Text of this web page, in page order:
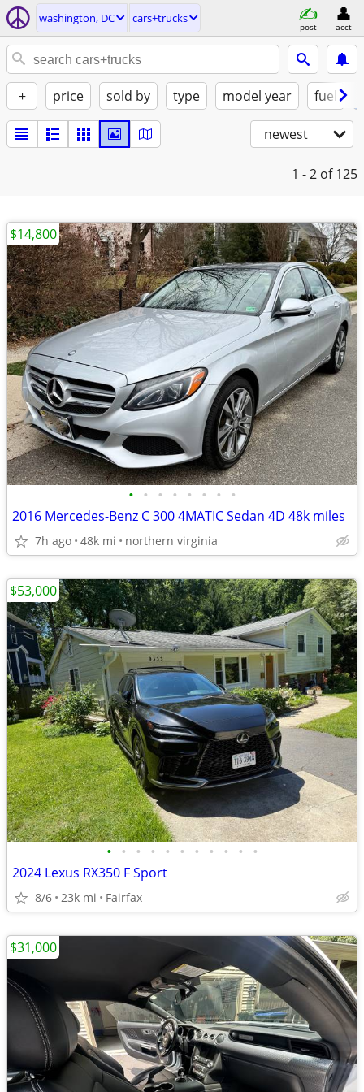
washington, DC cars+trucks
post acct
+ price sold by type model year fuel
newest
1 - 2 of 125
• • • • • • • •
2016 Mercedes-Benz C 300 4MATIC Sedan 4D 48k miles
7h ago 48k mi northern virginia
$14,800
• • • • • • • • • • •
2024 Lexus RX350 F Sport
8/6 23k mi Fairfax
$53,000
$31,000